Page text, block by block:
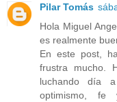
Pilar Tomás
Hola Miguel
es realmente
En este post,
frustra mucho.
luchando día
optimismo, fe